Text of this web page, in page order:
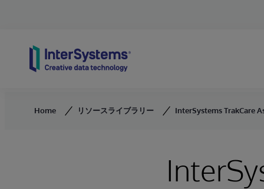
Home リソースライブラリー InterSystems TrakCare